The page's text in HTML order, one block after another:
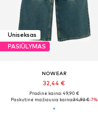
Uniseksas
PASIŪLYMAS
NOWEAR
32,44 €
Pradinė kaina: 49,90 €
Paskutinė mažiausia kaina:34,93 €-7%